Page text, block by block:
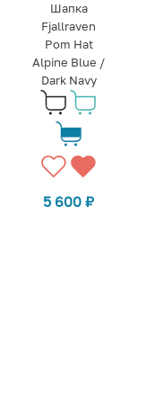
Шапка
Fjallraven
Pom Hat
Alpine Blue /
Dark Navy
5 600₽